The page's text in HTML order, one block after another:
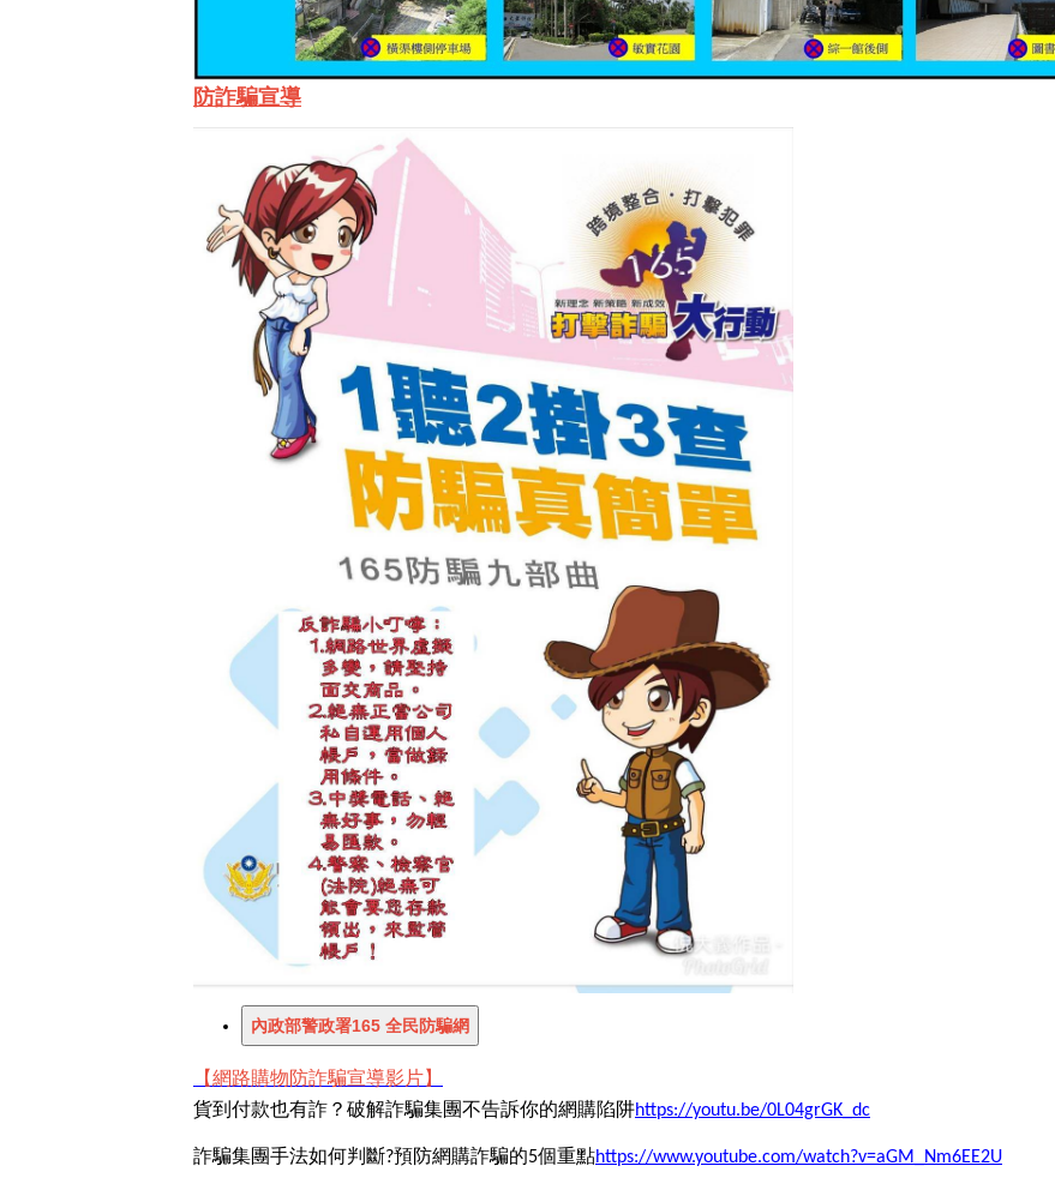
防詐騙宣導
【網路購物防詐騙宣導影片】
貨到付款也有詐？破解詐騙集團不告訴你的網購陷阱https://youtu.be/0L04grGK_dc
詐騙集團手法如何判斷?預防網購詐騙的5個重點https://www.youtube.com/watch?v=aGM_Nm6EE2U